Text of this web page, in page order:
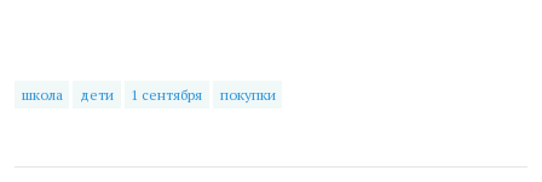
школа дети 1 сентября покупки